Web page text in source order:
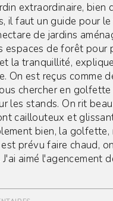
extraordinaire, bien
il faut un guide pour
de jardins
espaces de forêt pour
la tranquillité,
On est reçus comme
chercher en
les stands. On rit
caillouteux et
bien, la golfette,
prévu faire chaud,
J'ai aimé l'agencement